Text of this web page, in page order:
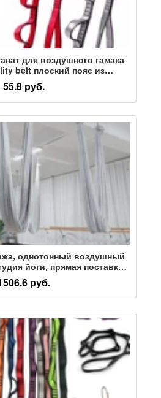
для воздушного гамака
belt плоский пояс из
полиэфирной ленты
страховочный канат из
55.8 руб.
однотонный воздушный
йоги, прямая поставка,
микроэластичный
ткани без сращивания
руб.